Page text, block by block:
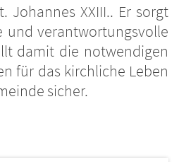
Johannes XXIII.. Er sorgt
verantwortungsvolle
damit die notwendigen
für das kirchliche Leben
sicher.